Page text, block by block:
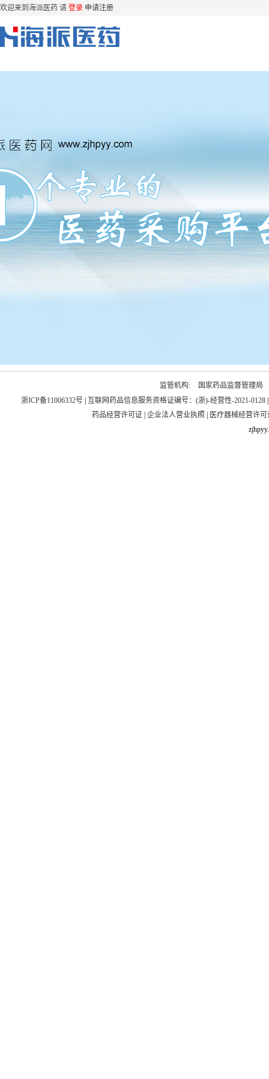
欢迎来到海派医药 请 登录 申请注册
监管机构:
国家药品监督管理局
浙ICP备11006332号
互联网药品信息服务资格证编号：(浙)-经营性-2021-0128
药品经营许可证
企业法人营业执照
医疗器械经营许可